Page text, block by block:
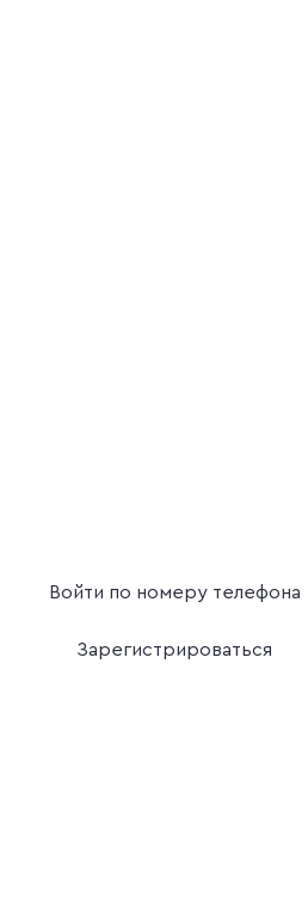
Войти по номеру телефона
Зарегистрироваться